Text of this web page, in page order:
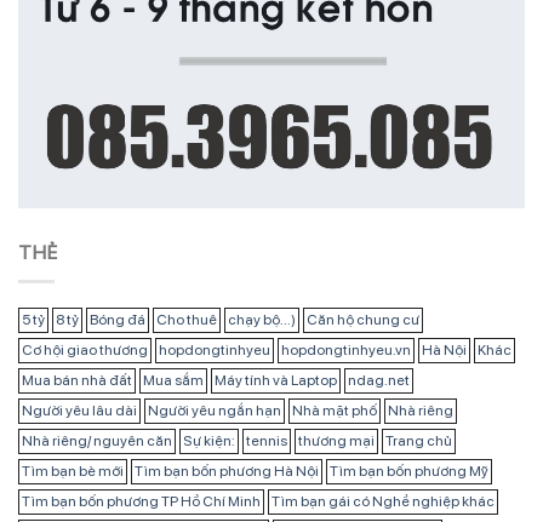
THẺ
5 tỷ 8 tỷ Bóng đá Cho thuê chạy bộ...)
Căn hộ chung cư
Cơ hội giao thương
hopdongtinhyeu hopdongtinhyeu.vn Hà Nội
Khác
Mua bán nhà đất
Mua sắm Máy tính và Laptop
ndag.net
Người yêu lâu dài
Người yêu ngắn hạn Nhà mặt phố
Nhà riêng
Nhà riêng/ nguyên căn
Sự kiện: tennis thương mại
Trang chủ
Tìm bạn bè mới
Tìm bạn bốn phương Hà Nội
Tìm bạn bốn phương Mỹ
Tìm bạn bốn phương TP Hồ Chí Minh
Tìm bạn gái có Nghề nghiệp khác